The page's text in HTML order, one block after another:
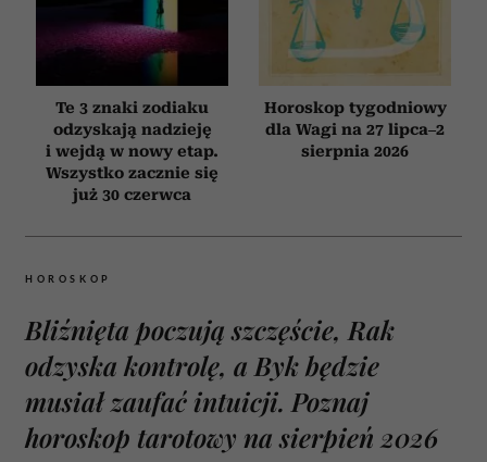
Te 3 znaki zodiaku
odzyskają nadzieję
i wejdą w nowy etap.
Wszystko zacznie się
już 30 czerwca
Horoskop tygodniowy
dla Wagi na 27 lipca–2
sierpnia 2026
HOROSKOP
Bliźnięta poczują szczęście, Rak
odzyska kontrolę, a Byk będzie
musiał zaufać intuicji. Poznaj
horoskop tarotowy na sierpień 2026